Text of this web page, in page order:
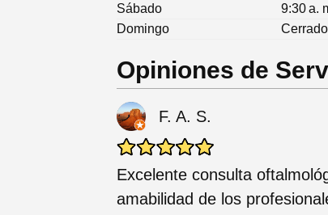
Sábado
9:30 a.
Domingo
Cerrado
Opiniones de
F. A. S.
Excelente consulta
amabilidad de los